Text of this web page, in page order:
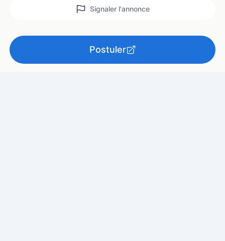
Signaler l'annonce
Postuler